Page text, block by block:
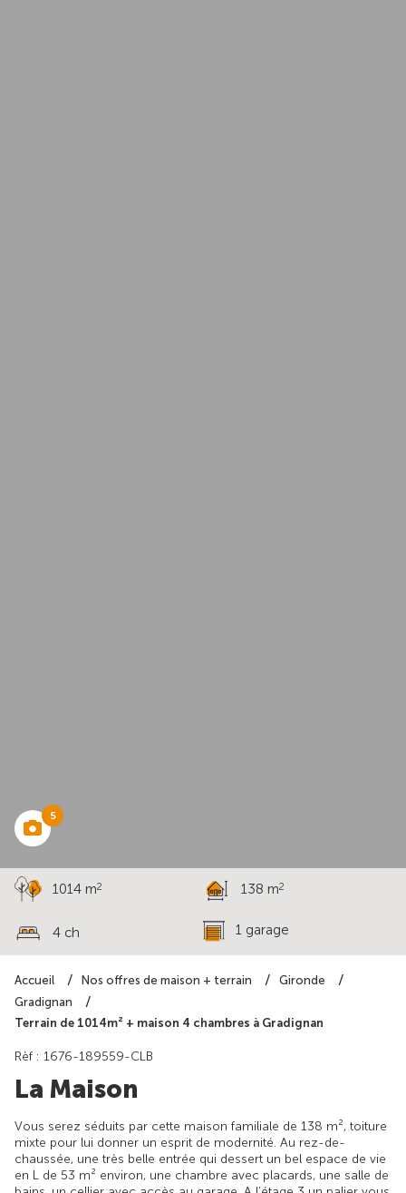
Accueil Nos offres de maison + terrain
Gironde
Gradignan
Terrain de 1014m² + maison 4 chambres à Gradignan
5
1014 m2 138 m2
4 ch 1 garage
Rèf : 1676-189559-CLB
La Maison
Vous serez séduits par cette maison familiale de 138 m², toiture
mixte pour lui donner un esprit de modernité. Au rez-de-
chaussée, une très belle entrée qui dessert un bel espace de vie
en L de 53 m² environ, une chambre avec placards, une salle de